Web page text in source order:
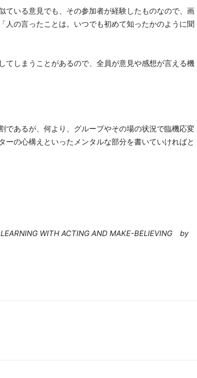
ている意見でも、その参加者が経験したものなので、画
人の言ったことは。いつでも初めて知ったかのように聞
てしまうことがあるので、全員が意見や感想が言える機
であるが、何より、グループやその場の状況で臨機応変
ーの心構えといったメンタルな部分を書いていければと
WITH ACTING AND MAKE-BELIEVING by